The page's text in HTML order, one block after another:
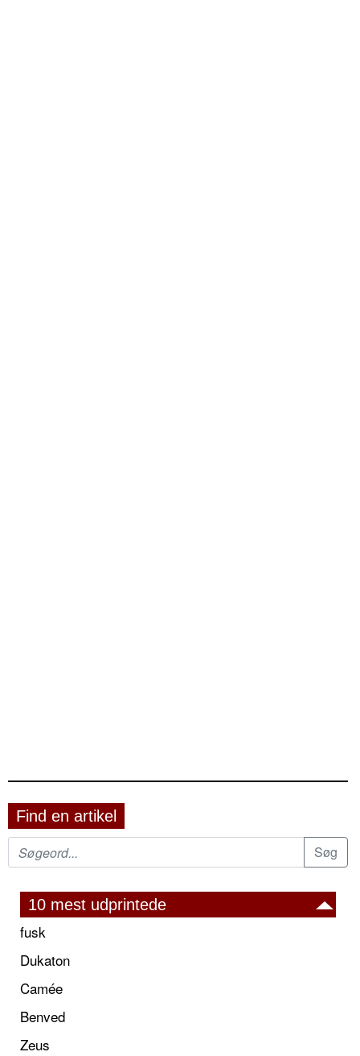
Find en artikel
10 mest udprintede
fusk
Dukaton
Camée
Benved
Zeus